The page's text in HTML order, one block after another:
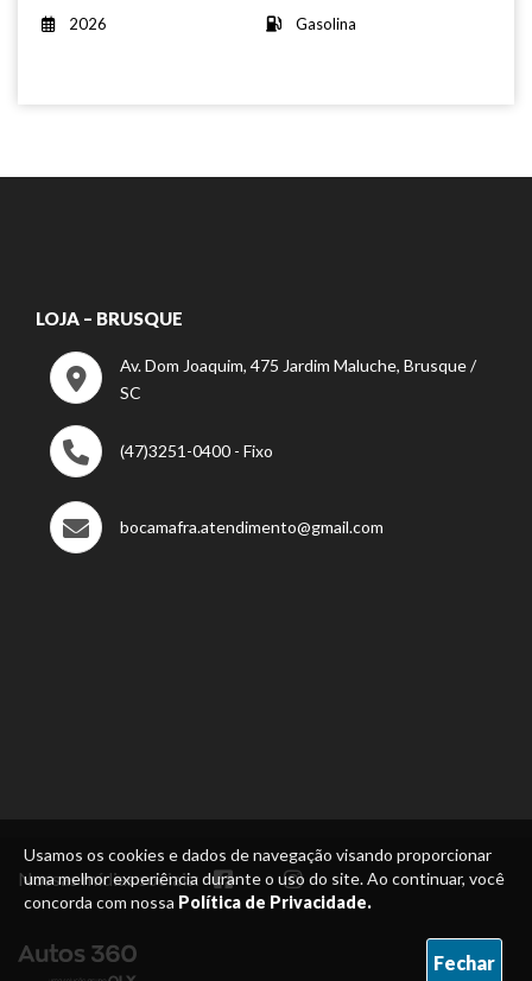
Usamos os cookies e dados de navegação visando proporcionar
uma melhor experiência durante o uso do site. Ao continuar, você
concorda com nossa Política de Privacidade.
Fechar
2026
Gasolina
LOJA – BRUSQUE
Av. Dom Joaquim, 475 Jardim Maluche, Brusque /
SC
(47)3251-0400 - Fixo
bocamafra.atendimento@gmail.com
Nossas mídias sociais: